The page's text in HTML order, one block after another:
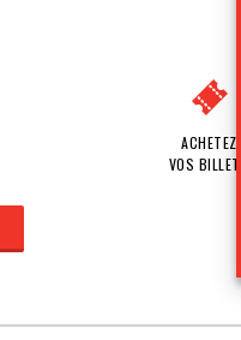
ACHETEZ
VOS BILLETS